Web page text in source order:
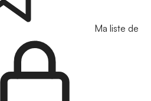
Ma liste de